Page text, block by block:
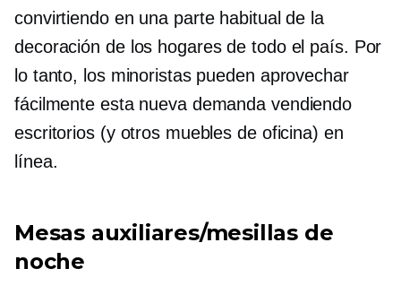
convirtiendo en una parte habitual de la
decoración de los hogares de todo el país. Por
lo tanto, los minoristas pueden aprovechar
fácilmente esta nueva demanda vendiendo
escritorios (y otros muebles de oficina) en
línea.
Mesas auxiliares/mesillas de
noche